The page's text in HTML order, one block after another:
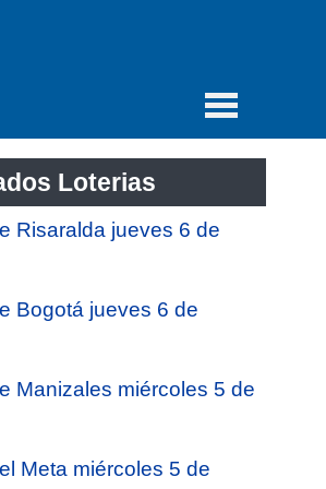
Loterias
Risaralda jueves 6 de
Bogotá jueves 6 de
Manizales miércoles 5 de
Meta miércoles 5 de